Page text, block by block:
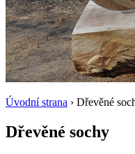
Úvodní strana › Dřevěné
Dřevěné sochy